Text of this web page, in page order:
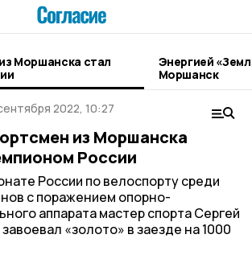
Моршанска стал
Энергией
Моршанск
2022, 10:27
из Моршанска
России
России по велоспорту среди
с поражением опорно-
аппарата мастер спорта Сергей
«золото» в заезде на 1000